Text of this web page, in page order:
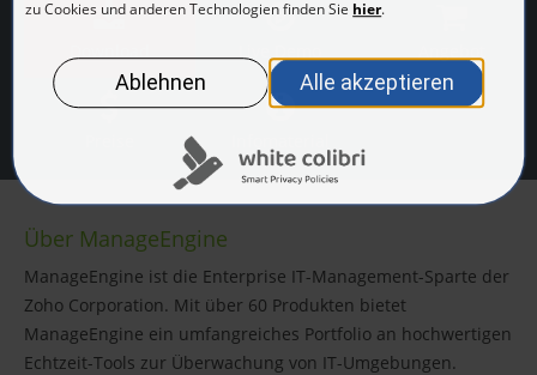
Über ManageEngine
ManageEngine ist die Enterprise IT-Management-Sparte der
Zoho Corporation. Mit über 60 Produkten bietet
ManageEngine ein umfangreiches Portfolio an hochwertigen
Echtzeit-Tools zur Überwachung von IT-Umgebungen.